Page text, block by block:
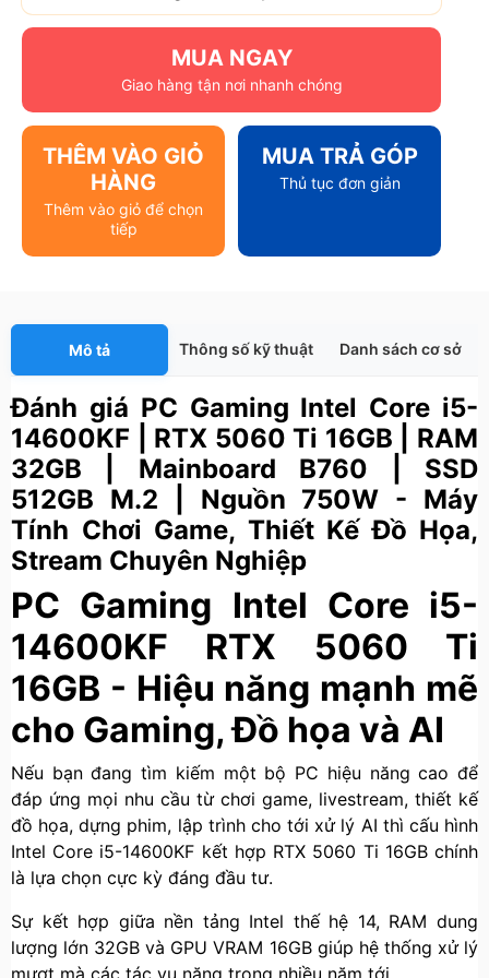
MUA NGAY
Giao hàng tận nơi nhanh chóng
THÊM VÀO GIỎ
HÀNG
Thêm vào giỏ để chọn
tiếp
MUA TRẢ GÓP
Thủ tục đơn giản
Mô tả Thông số kỹ thuật Danh sách cơ sở
Đánh giá PC Gaming Intel Core i5-
14600KF | RTX 5060 Ti 16GB | RAM
32GB | Mainboard B760 | SSD
512GB M.2 | Nguồn 750W - Máy
Tính Chơi Game, Thiết Kế Đồ Họa,
Stream Chuyên Nghiệp
PC Gaming Intel Core i5-
14600KF RTX 5060 Ti
16GB - Hiệu năng mạnh mẽ
cho Gaming, Đồ họa và AI
Nếu bạn đang tìm kiếm một bộ PC hiệu năng cao để
đáp ứng mọi nhu cầu từ chơi game, livestream, thiết kế
đồ họa, dựng phim, lập trình cho tới xử lý AI thì cấu hình
Intel Core i5-14600KF kết hợp RTX 5060 Ti 16GB chính
là lựa chọn cực kỳ đáng đầu tư.
Sự kết hợp giữa nền tảng Intel thế hệ 14, RAM dung
lượng lớn 32GB và GPU VRAM 16GB giúp hệ thống xử lý
mượt mà các tác vụ nặng trong nhiều năm tới.